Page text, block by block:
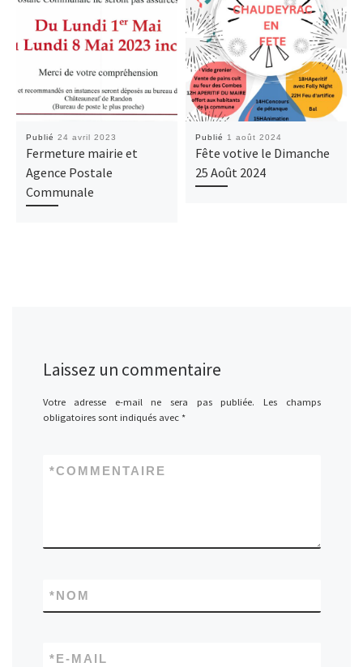
Publié 24 avril 2023
Fermeture mairie et
Agence Postale
Communale
Publié 1 août 2024
Fête votive le Dimanche
25 Août 2024
Laissez un commentaire
Votre adresse e-mail ne sera pas publiée.
Les champs
obligatoires sont indiqués avec *
COMMENTAIRE
*
NOM
*
E-MAIL
*